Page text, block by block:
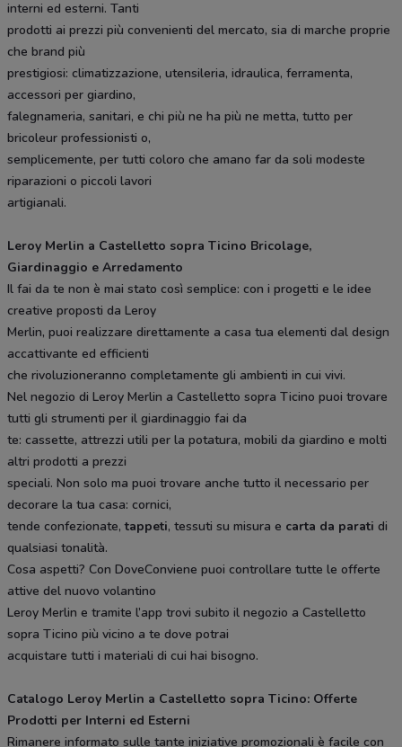
interni ed esterni. Tanti
prodotti ai prezzi più convenienti del mercato, sia di marche proprie
che brand più
prestigiosi: climatizzazione, utensileria, idraulica, ferramenta,
accessori per giardino,
falegnameria, sanitari, e chi più ne ha più ne metta, tutto per
bricoleur professionisti o,
semplicemente, per tutti coloro che amano far da soli modeste
riparazioni o piccoli lavori
artigianali.
Leroy Merlin a Castelletto sopra Ticino Bricolage,
Giardinaggio e Arredamento
Il fai da te non è mai stato così semplice: con i progetti e le idee
creative proposti da Leroy
Merlin, puoi realizzare direttamente a casa tua elementi dal design
accattivante ed efficienti
che rivoluzioneranno completamente gli ambienti in cui vivi.
Nel negozio di Leroy Merlin a Castelletto sopra Ticino puoi trovare
tutti gli strumenti per il giardinaggio fai da
te: cassette, attrezzi utili per la potatura, mobili da giardino e molti
altri prodotti a prezzi
speciali. Non solo ma puoi trovare anche tutto il necessario per
decorare la tua casa: cornici,
tende confezionate,tappeti, tessuti su misura e carta da parati di
qualsiasi tonalità.
Cosa aspetti? Con DoveConviene puoi controllare tutte le offerte
attive del nuovo volantino
Leroy Merlin e tramite l’app trovi subito il negozio a Castelletto
sopra Ticino più vicino a te dove potrai
acquistare tutti i materiali di cui hai bisogno.
Catalogo Leroy Merlin a Castelletto sopra Ticino: Offerte
Prodotti per Interni ed Esterni
Rimanere informato sulle tante iniziative promozionali è facile con